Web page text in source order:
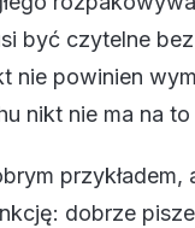
być czytelne
nie powinien
nikt nie ma na to
dobrze